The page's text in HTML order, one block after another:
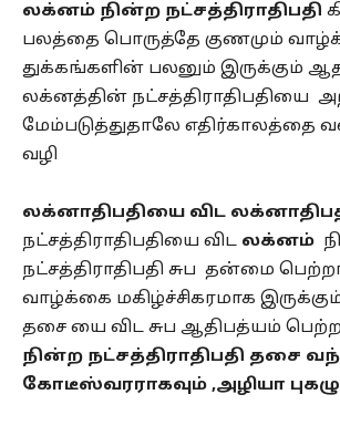
லக்னம் நின்ற நட்சத்திராதிபதி
பலத்தை பொருத்தே குணமும்
துக்கங்களின் பலனும் இருக்கும்
லக்னத்தின் நட்சத்திராதிபதியை
மேம்படுத்துதாலே எதிர்காலத்தை
வழி
லக்னாதிபதியை விட
நட்சத்திராதிபதியை விட லக்னம்
நட்சத்திராதிபதி சுப தன்மை
வாழ்க்கை மகிழ்ச்சிகரமாக
தசை யை விட சுப ஆதிபத்யம் பெற்ற
நின்ற நட்சத்திராதிபதி தசை
கோடீஸ்வரராகவும் ,அழியா